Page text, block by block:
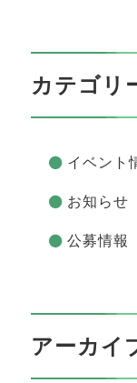
カテゴリ
イベント
お知らせ
公募情報
アーカイ